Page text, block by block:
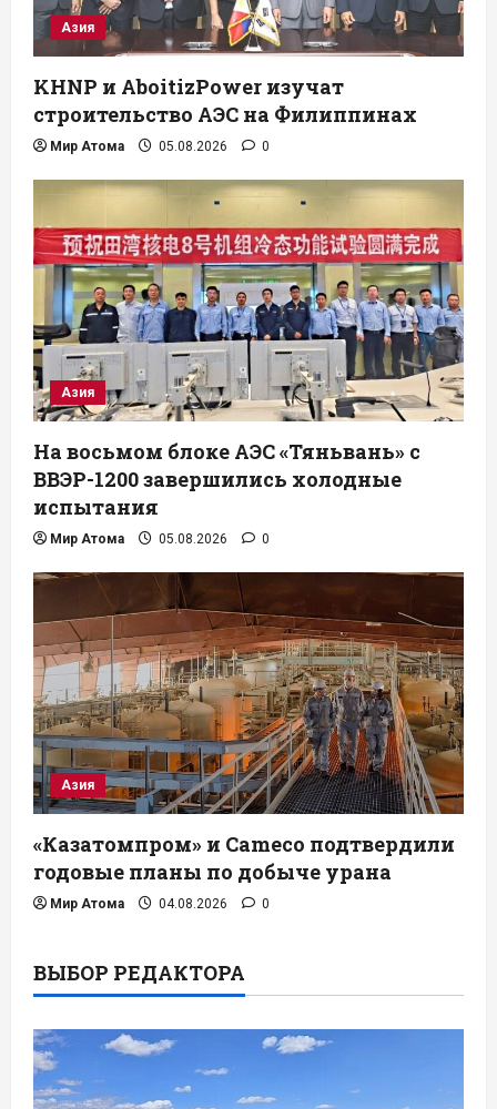
Азия
KHNP и AboitizPower изучат
строительство АЭС на Филиппинах
Мир Атома 05.08.2026 0
Азия
На восьмом блоке АЭС «Тяньвань» с
ВВЭР-1200 завершились холодные
испытания
Мир Атома 05.08.2026 0
Азия
«Казатомпром» и Cameco подтвердили
годовые планы по добыче урана
Мир Атома 04.08.2026 0
ВЫБОР РЕДАКТОРА